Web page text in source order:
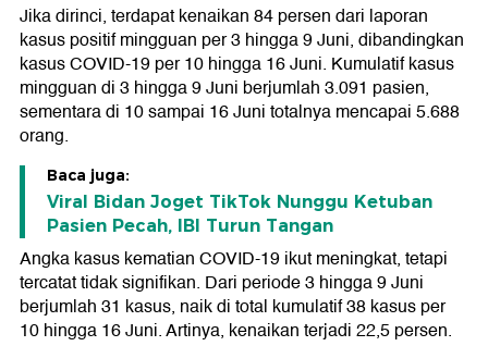
Jika dirinci, terdapat kenaikan 84 persen dari laporan
kasus positif mingguan per 3 hingga 9 Juni, dibandingkan
kasus COVID-19 per 10 hingga 16 Juni. Kumulatif kasus
mingguan di 3 hingga 9 Juni berjumlah 3.091 pasien,
sementara di 10 sampai 16 Juni totalnya mencapai 5.688
orang.
Baca juga:
Viral Bidan Joget TikTok Nunggu Ketuban
Pasien Pecah, IBI Turun Tangan
Angka kasus kematian COVID-19 ikut meningkat, tetapi
tercatat tidak signifikan. Dari periode 3 hingga 9 Juni
berjumlah 31 kasus, naik di total kumulatif 38 kasus per
10 hingga 16 Juni. Artinya, kenaikan terjadi 22,5 persen.